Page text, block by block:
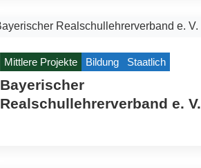
Mittlere Projekte Bildung Staatlich
Bayerischer
Realschullehrerverband e. V.